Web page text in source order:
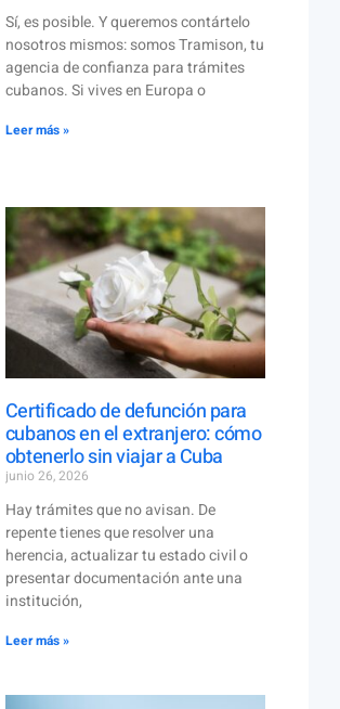
Sí, es posible. Y queremos contártelo
nosotros mismos: somos Tramison, tu
agencia de confianza para trámites
cubanos. Si vives en Europa o
Leer más »
Certificado de defunción para
cubanos en el extranjero: cómo
obtenerlo sin viajar a Cuba
junio 26, 2026
Hay trámites que no avisan. De
repente tienes que resolver una
herencia, actualizar tu estado civil o
presentar documentación ante una
institución,
Leer más »